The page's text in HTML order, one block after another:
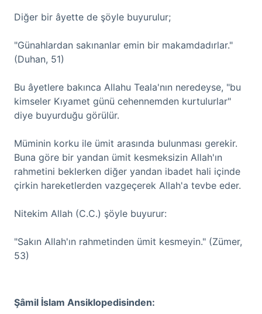
Diğer bir âyette de şöyle buyurulur;
"Günahlardan sakınanlar emin bir makamdadırlar."
(Duhan, 51)
Bu âyetlere bakınca Allahu Teala'nın neredeyse, "bu
kimseler Kıyamet günü cehennemden kurtulurlar"
diye buyurduğu görülür.
Müminin korku ile ümit arasında bulunması gerekir.
Buna göre bir yandan ümit kesmeksizin Allah'ın
rahmetini beklerken diğer yandan ibadet hali içinde
çirkin hareketlerden vazgeçerek Allah'a tevbe eder.
Nitekim Allah (C.C.) şöyle buyurur:
"Sakın Allah'ın rahmetinden ümit kesmeyin." (Zümer,
53)
Şâmil İslam Ansiklopedisinden: